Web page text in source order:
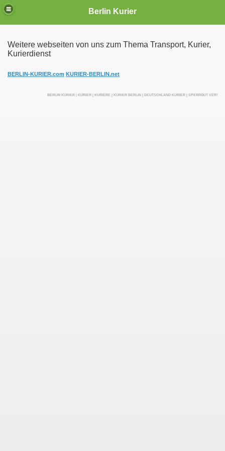
Berlin Kurier
Weitere webseiten von uns zum Thema Transport, Kurier,
Kurierdienst
BERLIN-KURIER.com KURIER-BERLIN.net
BERLIN KURIER | KURIER | KURIERE | KURIER BERLIN | DEUTSCHLAND KURIER | SPERRGUT